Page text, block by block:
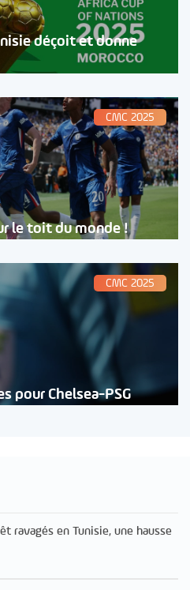
déçoit et donne
CMC 2025
le toit du monde !
CMC 2025
pour Chelsea-PSG
ravagés en Tunisie, une hausse